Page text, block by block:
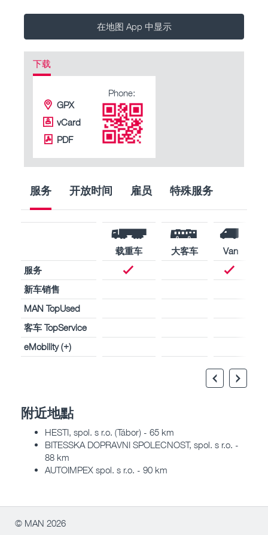
在地图 App 中显示
下载
GPX
vCard
PDF
Phone:
服务 开放时间 雇员 特殊服务
载重车 大客车
Van
服务
新车销售
MAN TopUsed
客车 TopService
eMobility (+)
附近地點
HESTI, spol. s r.o. (Tábor) - 65 km
BITESSKA DOPRAVNI SPOLECNOST, spol. s r.o. -
88 km
AUTOIMPEX spol. s r.o. - 90 km
© MAN 2026